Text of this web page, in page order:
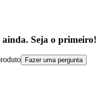
Seja o primeiro!
Fazer uma pergunta